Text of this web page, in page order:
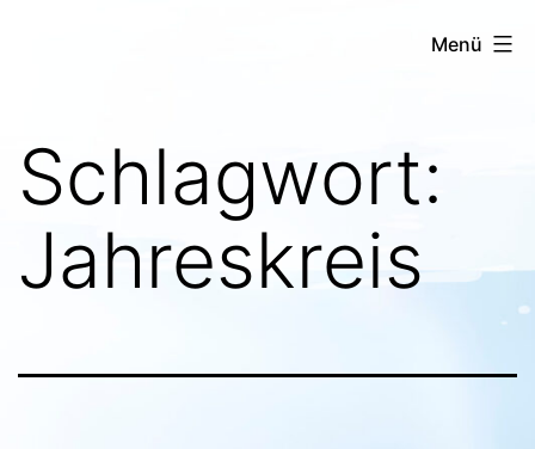
Menü
Schlagwort:
Jahreskreis